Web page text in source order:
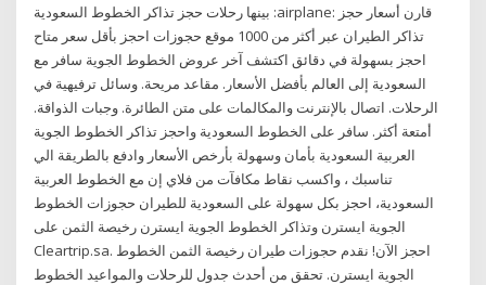
بينها رحلات حجز تذاكر الخطوط السعودية :airplane: قارن أسعار حجز
تذاكر الطيران عبر أكثر من 1000 موقع حجوزات احجز بأقل سعر متاح
احجز بسهولة في دقائق اكتشف آخر عروض الخطوط الجوية سافر مع
السعودية إلى العالم بأفضل الأسعار. مقاعد مريحة. وسائل ترفيهية في
الرحلات. اتصال بالإنترنت والمكالمات على متن الطائرة. وجبات الذواقة.
أمتعة أكثر. سافر على الخطوط السعودية واحجز تذاكر الخطوط الجوية
العربية السعودية بأمان وسهولة بأرخص الأسعار وادفع بالطريقة الي
تناسبك ، واكسب نقاط مكافآت من فلاي إن مع الخطوط العربية
السعودية، احجز بكل سهولة على السعودية للطيران حجوزات الخطوط
الجوية ايسترن وتذاكر الخطوط الجوية ايسترن رخيصة الثمن على
Cleartrip.sa. احجز الآن! نقدم حجوزات طيران رخيصة الثمن الخطوط
الجوية ايسترن. تحقق من أحدث جدول للرحلات والمواعيد الخطوط